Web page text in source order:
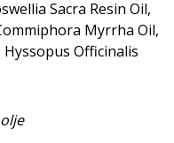
Sacra Resin Oil,
Myrrha Oil,
Officinalis